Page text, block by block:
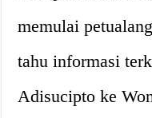
memulai
tahu informasi
Adisucipto ke